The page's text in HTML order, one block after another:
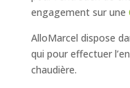
engagement sur une
AlloMarcel dispose
qui pour effectuer
chaudière.